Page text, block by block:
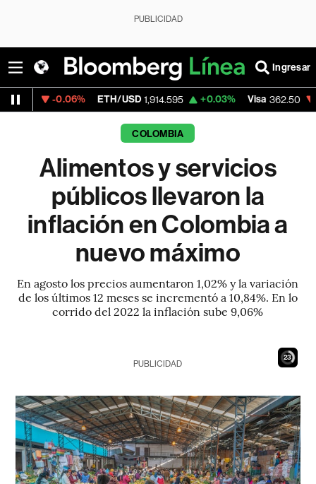
PUBLICIDAD
Ingresar
ETH/USD 1,914.595 +0.03% Visa 362.50 -2.15%
COLOMBIA
Alimentos y servicios
públicos llevaron la
inflación en Colombia a
nuevo máximo
En agosto los precios aumentaron 1,02% y la variación
de los últimos 12 meses se incrementó a 10,84%. En lo
corrido del 2022 la inflación sube 9,06%
22
PUBLICIDAD